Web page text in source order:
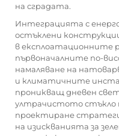
на сградата.
Интеграцията с
остъклени
в експлоатационните
първоначалните по-
намаляване на
и климатичните
проникващ дневен
ултрачистото стъкло
проектиране
на изискванията за